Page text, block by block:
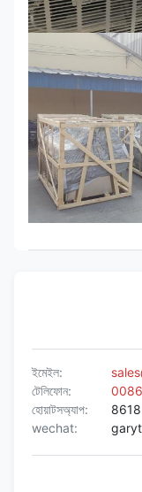
ইমেইল:
টেলিফোন:
হোয়াটসঅ্যাপ:
wechat: